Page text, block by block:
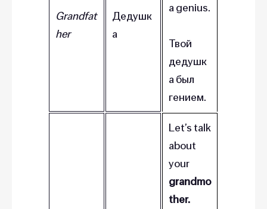
Grandfat
her
Дедушк
а
a genius.
Твой
дедушк
а был
гением.
Let’s talk
about
your
grandmo
ther.